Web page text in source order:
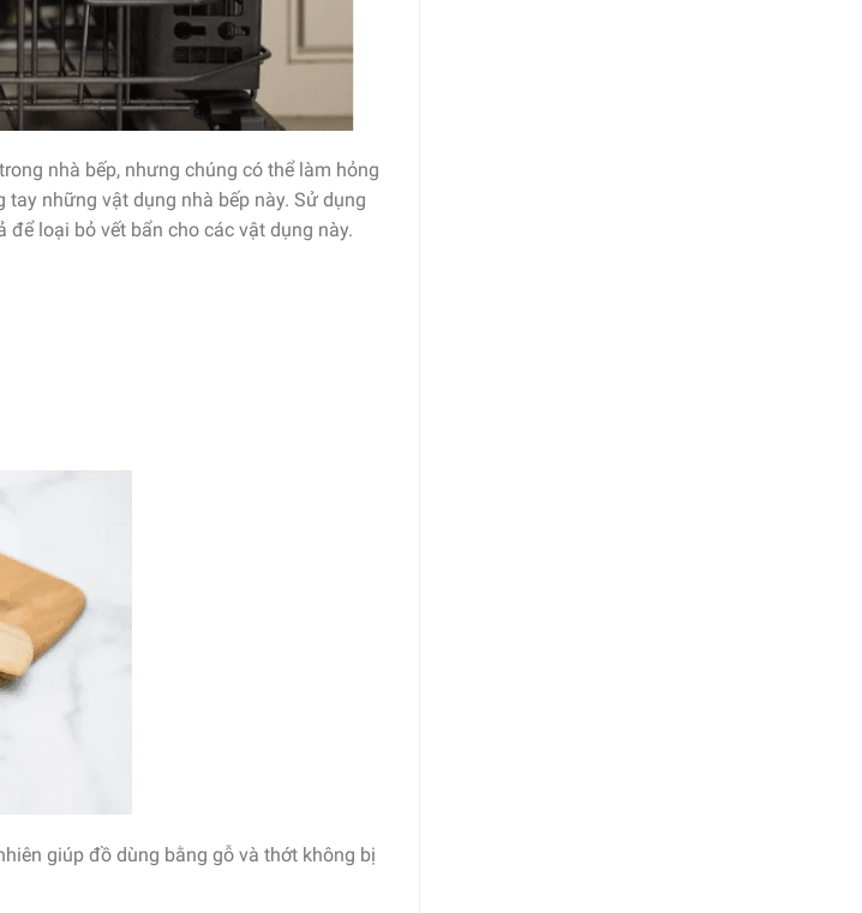
nhà bếp, nhưng chúng có thể làm hỏng
những vật dụng nhà bếp này. Sử dụng
loại bỏ vết bẩn cho các vật dụng này.
giúp đồ dùng bằng gỗ và thớt không bị